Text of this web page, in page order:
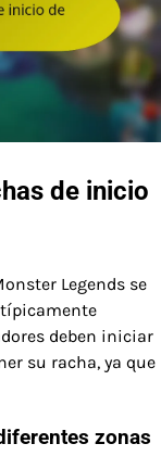
de inicio
Legends se
deben iniciar
su racha, ya que
zonas